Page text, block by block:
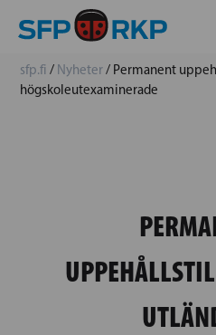
sfp.fi / Nyheter/ Permanent
högskoleutexaminerade